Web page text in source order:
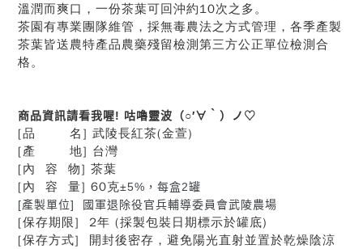
溫潤而爽口，一份茶葉可回沖約10次之多。
茶園有專業團隊維管，採無毒農法之方式管理，各季產製
茶葉皆送農特產品農藥殘留檢測第三方公正單位檢測合
格。
商品資訊請看我喔! 咕嚕靈波（○′∀‵）ノ♡
[品 名] 武陵長紅茶(金萱)
[產 地] 台灣
[內 容 物] 茶葉
[內 容 量] 60克±5%，每盒2罐
[產製單位] 國軍退除役官兵輔導委員會武陵農場
[保存期限] 2年 (採製包裝日期標示於罐底)
[保存方式] 開封後密存，避免陽光直射並置於乾燥陰涼